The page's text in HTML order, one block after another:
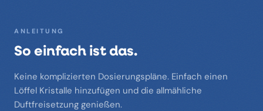
ANLEITUNG
So einfach ist das.
Keine komplizierten Dosierungspläne. Einfach einen
Löffel Kristalle hinzufügen und die allmähliche
Duftfreisetzung genießen.